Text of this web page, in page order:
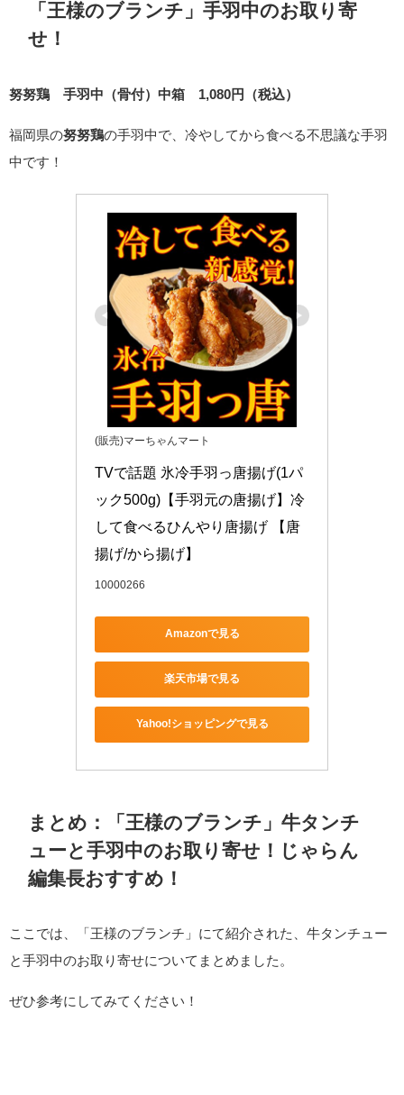
「王様のブランチ」手羽中のお取り寄
せ！
努努鶏 手羽中（骨付）中箱 1,080円（税込）
福岡県の努努鶏の手羽中で、冷やしてから食べる不思議な手羽
中です！
(販売)マーちゃんマート
TVで話題 氷冷手羽っ唐揚げ(1パ
ック500g)【手羽元の唐揚げ】冷
して食べるひんやり唐揚げ 【唐
揚げ/から揚げ】
10000266
Amazonで見る
楽天市場で見る
Yahoo!ショッピングで見る
まとめ：「王様のブランチ」牛タンチ
ューと手羽中のお取り寄せ！じゃらん
編集長おすすめ！
ここでは、「王様のブランチ」にて紹介された、牛タンチュー
と手羽中のお取り寄せについてまとめました。
ぜひ参考にしてみてください！